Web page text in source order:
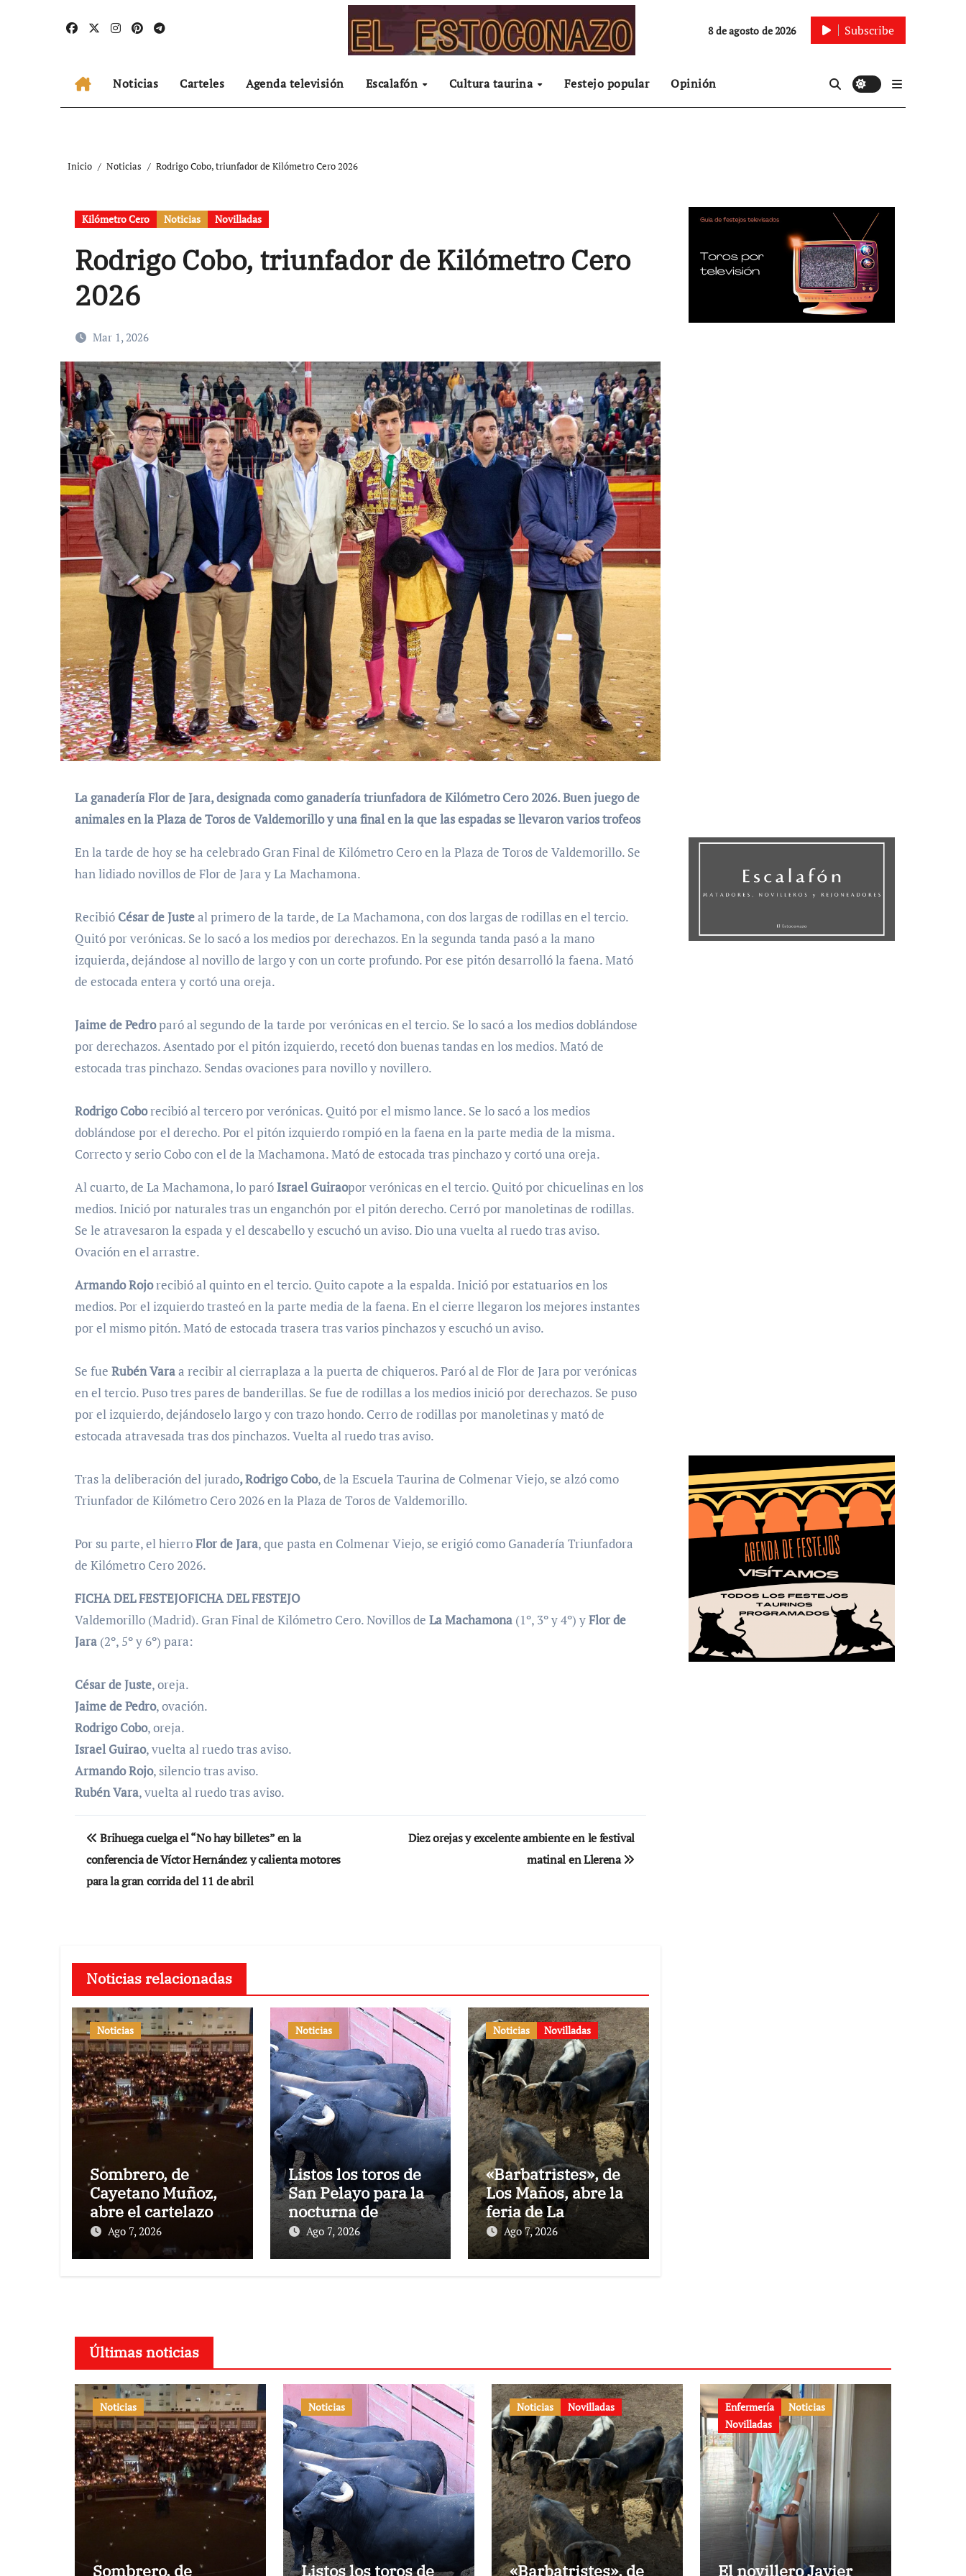
8 de agosto de 2026 Subscribe
Noticias Carteles Agenda televisión Escalafón Cultura taurina Festejo popular Opinión
Inicio Noticias Rodrigo Cobo, triunfador de Kilómetro Cero 2026
Kilómetro Cero Noticias Novilladas
Rodrigo Cobo, triunfador de Kilómetro Cero
2026
Mar 1, 2026
La ganadería Flor de Jara, designada como ganadería triunfadora de Kilómetro Cero 2026. Buen juego de
animales en la Plaza de Toros de Valdemorillo y una final en la que las espadas se llevaron varios trofeos
En la tarde de hoy se ha celebrado Gran Final de Kilómetro Cero en la Plaza de Toros de Valdemorillo. Se
han lidiado novillos de Flor de Jara y La Machamona.
Recibió César de Justeal primero de la tarde, de La Machamona, con dos largas de rodillas en el tercio.
Quitó por verónicas. Se lo sacó a los medios por derechazos. En la segunda tanda pasó a la mano
izquierda, dejándose al novillo de largo y con un corte profundo. Por ese pitón desarrolló la faena. Mató
de estocada entera y cortó una oreja.
Jaime de Pedroparó al segundo de la tarde por verónicas en el tercio. Se lo sacó a los medios doblándose
por derechazos. Asentado por el pitón izquierdo, recetó don buenas tandas en los medios. Mató de
estocada tras pinchazo. Sendas ovaciones para novillo y novillero.
Rodrigo Coborecibió al tercero por verónicas. Quitó por el mismo lance. Se lo sacó a los medios
doblándose por el derecho. Por el pitón izquierdo rompió en la faena en la parte media de la misma.
Correcto y serio Cobo con el de la Machamona. Mató de estocada tras pinchazo y cortó una oreja.
Al cuarto, de La Machamona, lo paróIsrael Guiraopor verónicas en el tercio. Quitó por chicuelinas en los
medios. Inició por naturales tras un enganchón por el pitón derecho. Cerró por manoletinas de rodillas.
Se le atravesaron la espada y el descabello y escuchó un aviso. Dio una vuelta al ruedo tras aviso.
Ovación en el arrastre.
Armando Rojorecibió al quinto en el tercio. Quito capote a la espalda. Inició por estatuarios en los
medios. Por el izquierdo trasteó en la parte media de la faena. En el cierre llegaron los mejores instantes
por el mismo pitón. Mató de estocada trasera tras varios pinchazos y escuchó un aviso.
Se fue Rubén Varaa recibir al cierraplaza a la puerta de chiqueros. Paró al de Flor de Jara por verónicas
en el tercio. Puso tres pares de banderillas. Se fue de rodillas a los medios inició por derechazos. Se puso
por el izquierdo, dejándoselo largo y con trazo hondo. Cerro de rodillas por manoletinas y mató de
estocada atravesada tras dos pinchazos. Vuelta al ruedo tras aviso.
Tras la deliberación del jurado, Rodrigo Cobo, de la Escuela Taurina de Colmenar Viejo, se alzó como
Triunfador de Kilómetro Cero 2026 en la Plaza de Toros de Valdemorillo.
Por su parte, el hierroFlor de Jara, que pasta en Colmenar Viejo, se erigió como Ganadería Triunfadora
de Kilómetro Cero 2026.
FICHA DEL FESTEJOFICHA DEL FESTEJO
Valdemorillo (Madrid). Gran Final de Kilómetro Cero. Novillos de La Machamona (1º, 3º y 4º) yFlor de
Jara (2º, 5º y 6º) para:
César de Juste, oreja.
Jaime de Pedro, ovación.
Rodrigo Cobo, oreja.
Israel Guirao, vuelta al ruedo tras aviso.
Armando Rojo, silencio tras aviso.
Rubén Vara, vuelta al ruedo tras aviso.
Navegación
de
entradas
Brihuega cuelga el “No hay billetes” en la
conferencia de Víctor Hernández y calienta motores
para la gran corrida del 11 de abril
Diez orejas y excelente ambiente en le festival
matinal en Llerena
Noticias relacionadas
Noticias
Sombrero, de
Cayetano Muñoz,
abre el cartelazo de
Marbella
Ago 7, 2026
Noticias
Listos los toros de
San Pelayo para la
nocturna de
rejones en El
Puerto
Ago 7, 2026
Noticias Novilladas
«Barbatristes», de
Los Maños, abre la
feria de La
Albahaca de
Huesca
Ago 7, 2026
Últimas noticias
Noticias
Sombrero, de
Noticias
Listos los toros de
Noticias Novilladas
«Barbatristes», de
Enfermería
Noticias
Novilladas
El novillero Javier